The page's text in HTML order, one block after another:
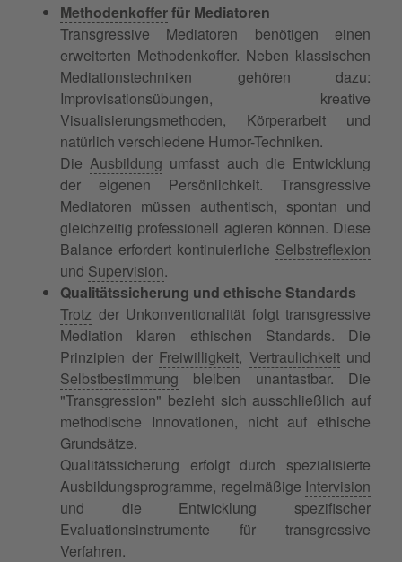
Methodenkofferfür Mediatoren
Transgressive Mediatoren benötigen einen
erweiterten Methodenkoffer. Neben klassischen
Mediationstechniken gehören dazu:
Improvisationsübungen, kreative
Visualisierungsmethoden, Körperarbeit und
natürlich verschiedene Humor-Techniken.
DieAusbildung umfasst auch die Entwicklung
der eigenen Persönlichkeit. Transgressive
Mediatoren müssen authentisch, spontan und
gleichzeitig professionell agieren können. Diese
Balance erfordert kontinuierliche Selbstreflexion
und Supervision.
Qualitätssicherung und ethische Standards
Trotz der Unkonventionalität folgt transgressive
Mediation klaren ethischen Standards. Die
Prinzipien der Freiwilligkeit, Vertraulichkeitund
Selbstbestimmung bleiben unantastbar. Die
"Transgression" bezieht sich ausschließlich auf
methodische Innovationen, nicht auf ethische
Grundsätze.
Qualitätssicherung erfolgt durch spezialisierte
Ausbildungsprogramme, regelmäßige Intervision
und die Entwicklung spezifischer
Evaluationsinstrumente für transgressive
Verfahren.